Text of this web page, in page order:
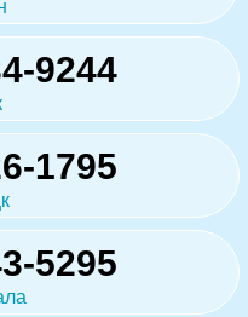
9244
1795
5295